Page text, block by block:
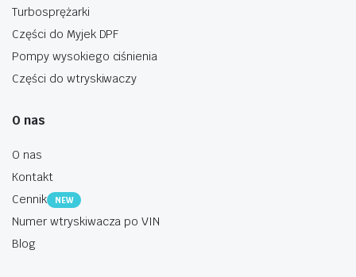
Turbosprężarki
Części do Myjek DPF
Pompy wysokiego ciśnienia
Części do wtryskiwaczy
O nas
O nas
Kontakt
Cennik
NEW
Numer wtryskiwacza po VIN
Blog